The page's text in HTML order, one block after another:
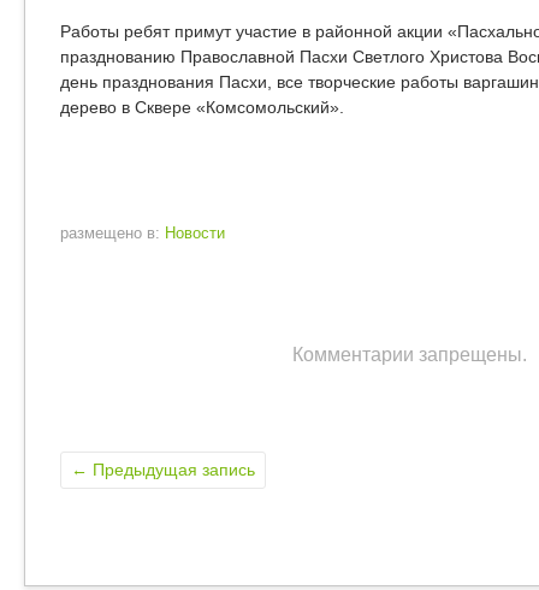
Работы ребят примут участие в районной акции
празднованию Православной Пасхи Светлого Христова
день празднования Пасхи, все творческие работы
дерево в Сквере «Комсомольский».
размещено в: Новости
Комментарии запрещены.
← Предыдущая запись